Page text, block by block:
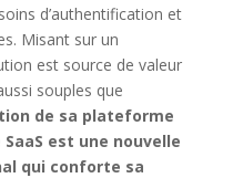
d’authentification et
Misant sur un
est source de valeur
souples que
de sa plateforme
est une nouvelle
qui conforte sa